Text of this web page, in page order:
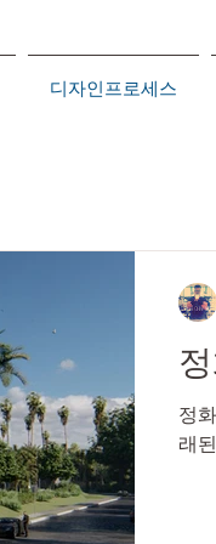
디자인프로세스
정
래